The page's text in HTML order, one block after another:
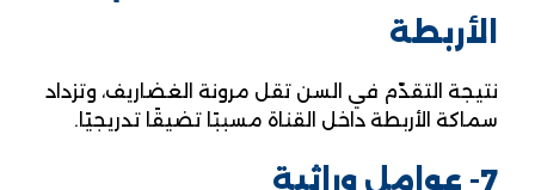
الأربطة
نتيجة التقدّم في السن تقل مرونة الغضاريف، وتزداد
سماكة الأربطة داخل القناة مسببًا تضيقًا تدريجيًا.
7- عوامل وراثية